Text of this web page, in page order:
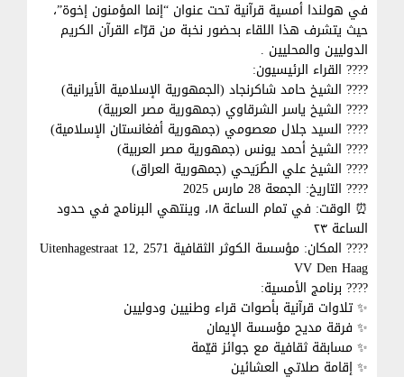
في هولندا أمسية قرآنية تحت عنوان “إنما المؤمنون إخوة”،
حيث يتشرف هذا اللقاء بحضور نخبة من قرّاء القرآن الكريم
الدوليين والمحليين .
???? القراء الرئيسيون:
???? الشيخ حامد شاكرنجاد (الجمهورية الإسلامية الأيرانية)
???? الشيخ ياسر الشرقاوي (جمهورية مصر العربية)
???? السيد جلال معصومي (جمهورية أفغانستان الإسلامية)
???? الشيخ أحمد يونس (جمهورية مصر العربية)
???? الشيخ علي الطُرَيحي (جمهورية العراق)
????️ التاريخ: الجمعة 28 مارس 2025
⏰ الوقت: في تمام الساعة ١٨، وينتهي البرنامج في حدود
الساعة ٢٣
???? المكان: مؤسسة الكوثر الثقافية Uitenhagestraat 12, 2571
VV Den Haag
???? برنامج الأمسية:
✨ تلاوات قرآنية بأصوات قراء وطنيين ودوليين
✨ فرقة مديح مؤسسة الإيمان
✨ مسابقة ثقافية مع جوائز قيّمة
✨ إقامة صلاتي العشائين